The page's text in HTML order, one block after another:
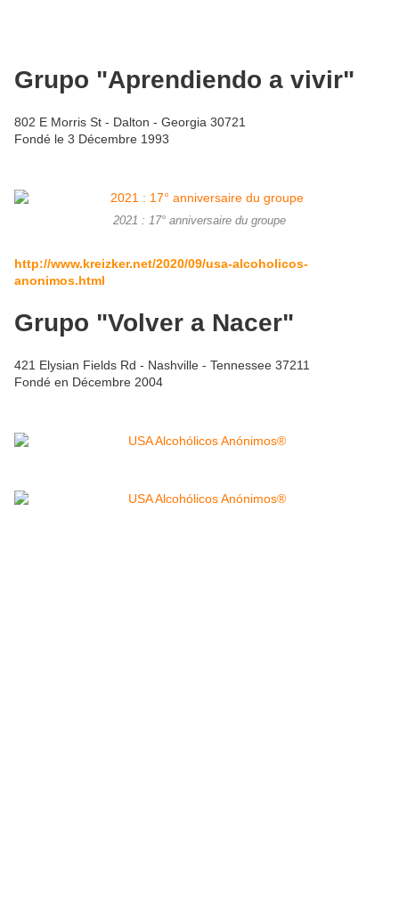
Grupo "Aprendiendo a vivir"
802 E Morris St - Dalton - Georgia 30721
Fondé le 3 Décembre 1993
2021 : 17° anniversaire du groupe
http://www.kreizker.net/2020/09/usa-alcoholicos-
anonimos.html
Grupo "Volver a Nacer"
421 Elysian Fields Rd - Nashville - Tennessee 37211
Fondé en Décembre 2004